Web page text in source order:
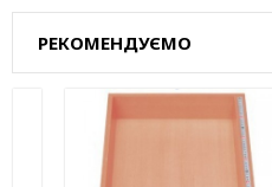
РЕКОМЕНДУЄМО